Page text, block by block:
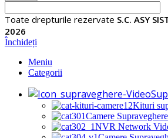
Toate drepturile rezervate S.C. ASY
2026
Închideți
Meniu
Categorii
Kituri
Camere
NVR Network